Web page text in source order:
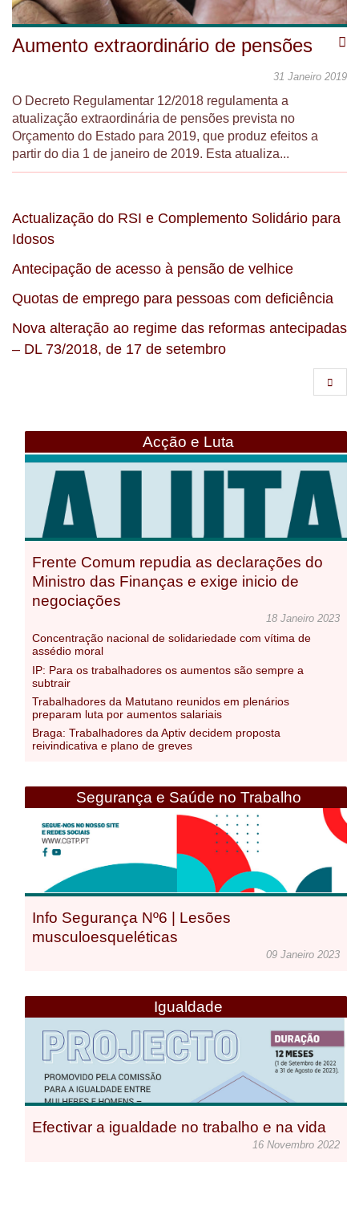
Aumento extraordinário de pensões
31 Janeiro 2019
O Decreto Regulamentar 12/2018 regulamenta a
atualização extraordinária de pensões prevista no
Orçamento do Estado para 2019, que produz efeitos a
partir do dia 1 de janeiro de 2019. Esta atualiza...
Actualização do RSI e Complemento Solidário para
Idosos
Antecipação de acesso à pensão de velhice
Quotas de emprego para pessoas com deficiência
Nova alteração ao regime das reformas antecipadas
– DL 73/2018, de 17 de setembro
Acção e Luta
Frente Comum repudia as declarações do
Ministro das Finanças e exige inicio de
negociações
18 Janeiro 2023
Concentração nacional de solidariedade com vítima de
assédio moral
IP: Para os trabalhadores os aumentos são sempre a
subtrair
Trabalhadores da Matutano reunidos em plenários
preparam luta por aumentos salariais
Braga: Trabalhadores da Aptiv decidem proposta
reivindicativa e plano de greves
Segurança e Saúde no Trabalho
Info Segurança Nº6 | Lesões
musculoesqueléticas
09 Janeiro 2023
Igualdade
Efectivar a igualdade no trabalho e na vida
16 Novembro 2022